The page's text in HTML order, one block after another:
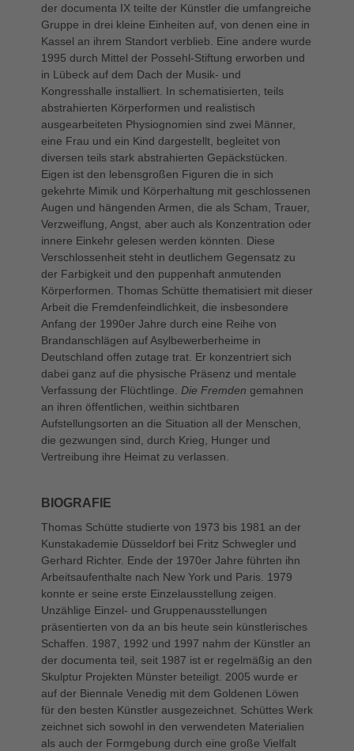
der documenta IX teilte der Künstler die umfangreiche
Gruppe in drei kleine Einheiten auf, von denen eine in
Kassel an ihrem Standort verblieb. Eine andere wurde
1995 durch Mittel der Possehl-Stiftung erworben und
in Lübeck auf dem Dach der Musik- und
Kongresshalle installiert. In schematisierten, teils
abstrahierten Körperformen und realistisch
ausgearbeiteten Physiognomien sind zwei Männer,
eine Frau und ein Kind dargestellt, begleitet von
diversen teils stark abstrahierten Gepäckstücken.
Eigen ist den lebensgroßen Figuren die in sich
gekehrte Mimik und Körperhaltung mit geschlossenen
Augen und hängenden Armen, die als Scham, Trauer,
Verzweiflung, Angst, aber auch als Konzentration oder
innere Einkehr gelesen werden könnten. Diese
Verschlossenheit steht in deutlichem Gegensatz zu
der Farbigkeit und den puppenhaft anmutenden
Körperformen. Thomas Schütte thematisiert mit dieser
Arbeit die Fremdenfeindlichkeit, die insbesondere
Anfang der 1990er Jahre durch eine Reihe von
Brandanschlägen auf Asylbewerberheime in
Deutschland offen zutage trat. Er konzentriert sich
dabei ganz auf die physische Präsenz und mentale
Verfassung der Flüchtlinge. Die Fremden gemahnen
an ihren öffentlichen, weithin sichtbaren
Aufstellungsorten an die Situation all der Menschen,
die gezwungen sind, durch Krieg, Hunger und
Vertreibung ihre Heimat zu verlassen.
BIOGRAFIE
Thomas Schütte studierte von 1973 bis 1981 an der
Kunstakademie Düsseldorf bei Fritz Schwegler und
Gerhard Richter. Ende der 1970er Jahre führten ihn
Arbeitsaufenthalte nach New York und Paris. 1979
konnte er seine erste Einzelausstellung zeigen.
Unzählige Einzel- und Gruppenausstellungen
präsentierten von da an bis heute sein künstlerisches
Schaffen. 1987, 1992 und 1997 nahm der Künstler an
der documenta teil, seit 1987 ist er regelmäßig an den
Skulptur Projekten Münster beteiligt. 2005 wurde er
auf der Biennale Venedig mit dem Goldenen Löwen
für den besten Künstler ausgezeichnet. Schüttes Werk
zeichnet sich sowohl in den verwendeten Materialien
als auch der Formgebung durch eine große Vielfalt